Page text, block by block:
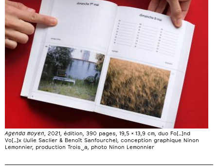
Agenda moyen , 2021, édition, 390 pages, 19,5 × 13,9 cm, duo Fo[…]nd
Vo[…]x (Julie Saclier & Benoît Sanfourche), conception graphique Ninon
Lemonnier, production Trois‿a, photo Ninon Lemonnier